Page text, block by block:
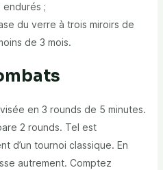
endurés ;
du verre à trois miroirs de
de 3 mois.
en 3 rounds de 5 minutes.
2 rounds. Tel est
d’un tournoi classique. En
autrement. Comptez